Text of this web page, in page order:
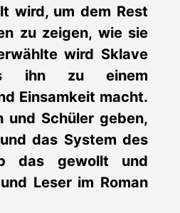
wird, um dem Rest
zu zeigen, wie sie
wird Sklave
ihn zu einem
Einsamkeit macht.
und Schüler geben,
das System des
das gewollt und
Leser im Roman